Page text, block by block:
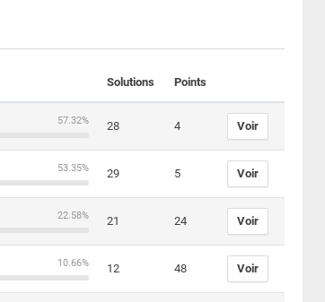
Solutions Points
57.32% 28 4 Voir
53.35% 29 5 Voir
22.58% 21 24 Voir
10.66% 12 48 Voir